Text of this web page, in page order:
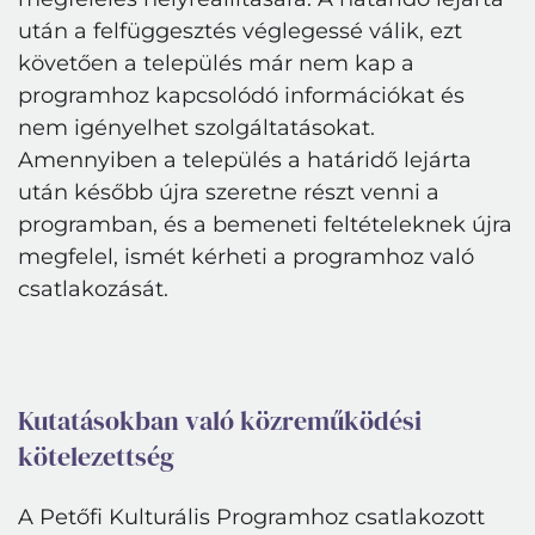
Bejelentkezés
E-mail cím
Jelszó
után a felfüggesztés véglegessé válik, ezt
követően a település már nem kap a
programhoz kapcsolódó információkat és
nem igényelhet szolgáltatásokat.
Amennyiben a település a határidő lejárta
után később újra szeretne részt venni a
programban, és a bemeneti feltételeknek újra
megfelel, ismét kérheti a programhoz való
csatlakozását.
Kutatásokban való közreműködési
kötelezettség
A Petőfi Kulturális Programhoz csatlakozott